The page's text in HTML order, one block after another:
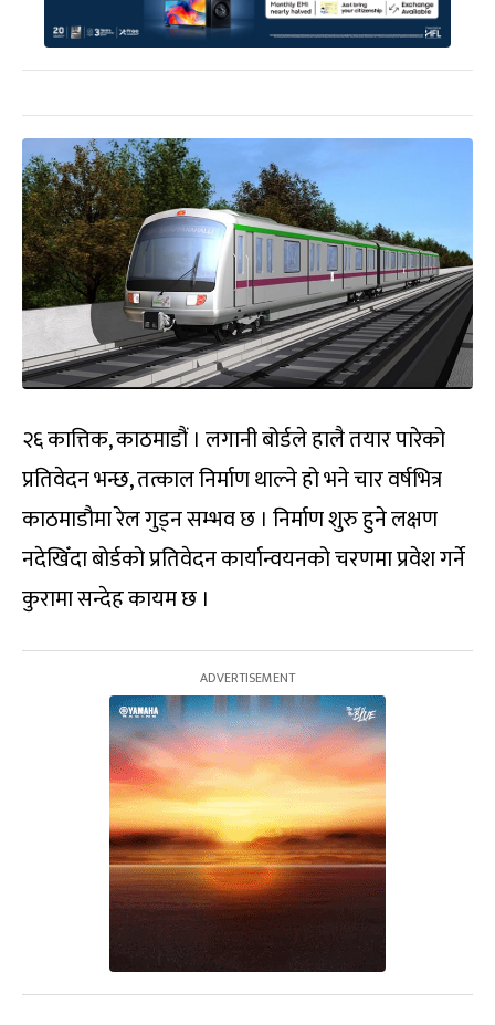
२६ कात्तिक, काठमाडौं । लगानी बोर्डले हालै तयार पारेको
प्रतिवेदन भन्छ, तत्काल निर्माण थाल्ने हो भने चार वर्षभित्र
काठमाडौमा रेल गुड्न सम्भव छ । निर्माण शुरु हुने लक्षण
नदेखिँदा बोर्डको प्रतिवेदन कार्यान्वयनको चरणमा प्रवेश गर्ने
कुरामा सन्देह कायम छ ।